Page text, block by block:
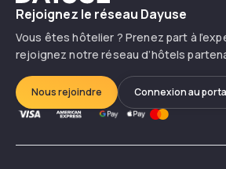
Rejoignez le réseau Dayuse
Vous êtes hôtelier ? Prenez part à
rejoignez notre réseau d’hôtels
Nous rejoindre Connexion au